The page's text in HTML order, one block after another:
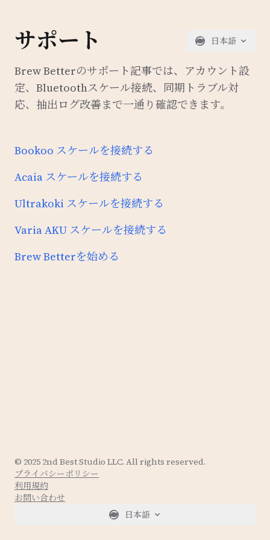
サポート 日本語
Brew Betterのサポート記事では、アカウント設
定、Bluetoothスケール接続、同期トラブル対
応、抽出ログ改善まで一通り確認できます。
Bookoo スケールを接続する
Acaia スケールを接続する
Ultrakoki スケールを接続する
Varia AKU スケールを接続する
Brew Betterを始める
© 2025 2nd Best Studio LLC. All rights reserved.
プライバシーポリシー
利用規約
お問い合わせ
日本語